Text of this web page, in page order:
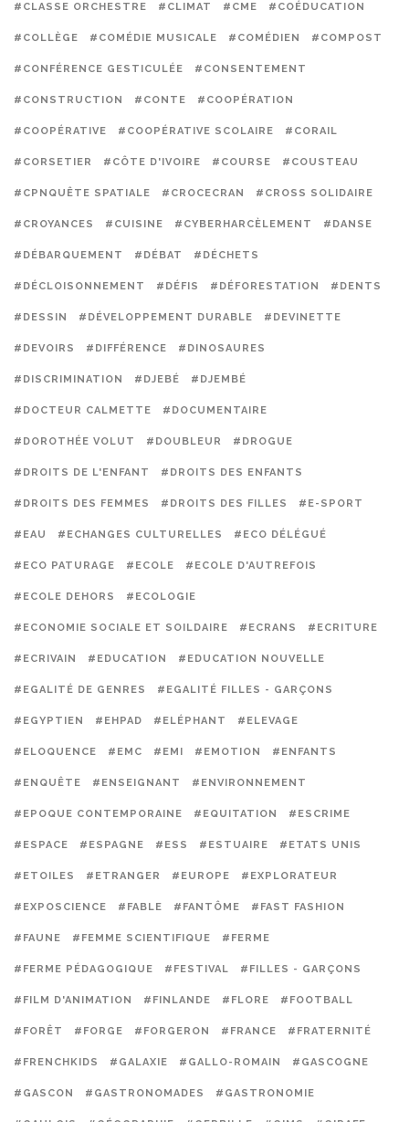
#CLASSE ORCHESTRE #CLIMAT #CME #COÉDUCATION
#COLLÈGE #COMÉDIE MUSICALE #COMÉDIEN #COMPOST
#CONFÉRENCE GESTICULÉE #CONSENTEMENT
#CONSTRUCTION #CONTE #COOPÉRATION
#COOPÉRATIVE #COOPÉRATIVE SCOLAIRE #CORAIL
#CORSETIER #CÔTE D'IVOIRE #COURSE #COUSTEAU
#CPNQUÊTE SPATIALE #CROCECRAN #CROSS SOLIDAIRE
#CROYANCES #CUISINE #CYBERHARCÈLEMENT #DANSE
#DÉBARQUEMENT #DÉBAT #DÉCHETS
#DÉCLOISONNEMENT #DÉFIS #DÉFORESTATION #DENTS
#DESSIN #DÉVELOPPEMENT DURABLE #DEVINETTE
#DEVOIRS #DIFFÉRENCE #DINOSAURES
#DISCRIMINATION #DJEBÉ #DJEMBÉ
#DOCTEUR CALMETTE #DOCUMENTAIRE
#DOROTHÉE VOLUT #DOUBLEUR #DROGUE
#DROITS DE L'ENFANT #DROITS DES ENFANTS
#DROITS DES FEMMES #DROITS DES FILLES #E-SPORT
#EAU #ECHANGES CULTURELLES #ECO DÉLÉGUÉ
#ECO PATURAGE #ECOLE #ECOLE D'AUTREFOIS
#ECOLE DEHORS #ECOLOGIE
#ECONOMIE SOCIALE ET SOILDAIRE #ECRANS #ECRITURE
#ECRIVAIN #EDUCATION #EDUCATION NOUVELLE
#EGALITÉ DE GENRES #EGALITÉ FILLES - GARÇONS
#EGYPTIEN #EHPAD #ELÉPHANT #ELEVAGE
#ELOQUENCE #EMC #EMI #EMOTION #ENFANTS
#ENQUÊTE #ENSEIGNANT #ENVIRONNEMENT
#EPOQUE CONTEMPORAINE #EQUITATION #ESCRIME
#ESPACE #ESPAGNE #ESS #ESTUAIRE #ETATS UNIS
#ETOILES #ETRANGER #EUROPE #EXPLORATEUR
#EXPOSCIENCE #FABLE #FANTÔME #FAST FASHION
#FAUNE #FEMME SCIENTIFIQUE #FERME
#FERME PÉDAGOGIQUE #FESTIVAL #FILLES - GARÇONS
#FILM D'ANIMATION #FINLANDE #FLORE #FOOTBALL
#FORÊT #FORGE #FORGERON #FRANCE #FRATERNITÉ
#FRENCHKIDS #GALAXIE #GALLO-ROMAIN #GASCOGNE
#GASCON #GASTRONOMADES #GASTRONOMIE